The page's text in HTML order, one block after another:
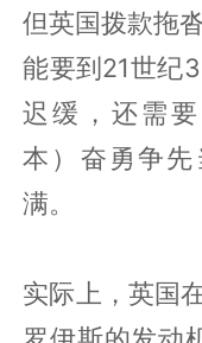
但英国拨款拖
能要到21世纪
迟缓，还需
本）奋勇争
满。
实际上，英国